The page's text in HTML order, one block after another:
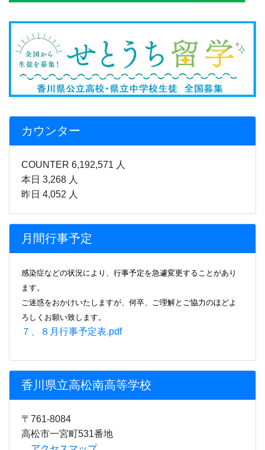
カウンター
COUNTER 6,192,571 人
本日 3,268 人
昨日 4,052 人
月間行事予定
感染症などの状況により、行事予定を急遽変更することがあり
ます。
ご迷惑をおかけいたしますが、何卒、ご理解とご協力のほどよ
ろしくお願い致します。
７、８月行事予定表.pdf
香川県立高松南高等学校
〒761-8084
高松市一宮町531番地